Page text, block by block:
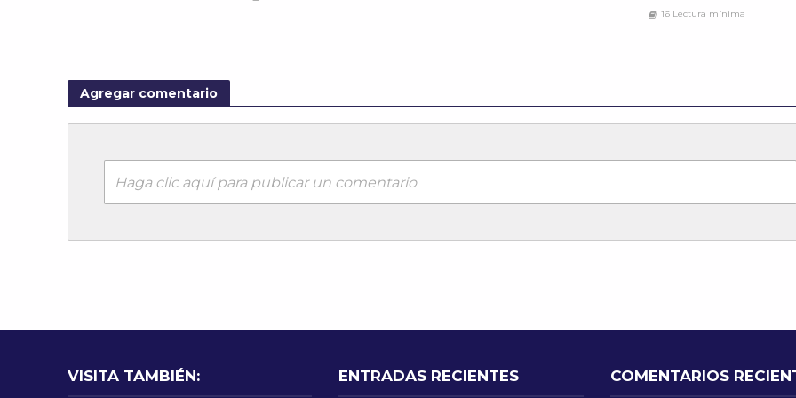
16 Lectura mínima
Agregar comentario
Haga clic aquí para publicar un comentario
VISITA TAMBIÉN: ENTRADAS RECIENTES COMENTARIOS